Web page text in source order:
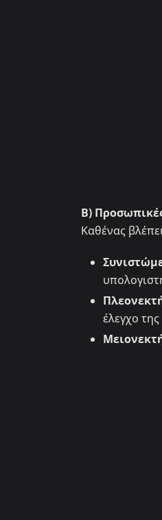
B)
Καθένας
έλεγχο